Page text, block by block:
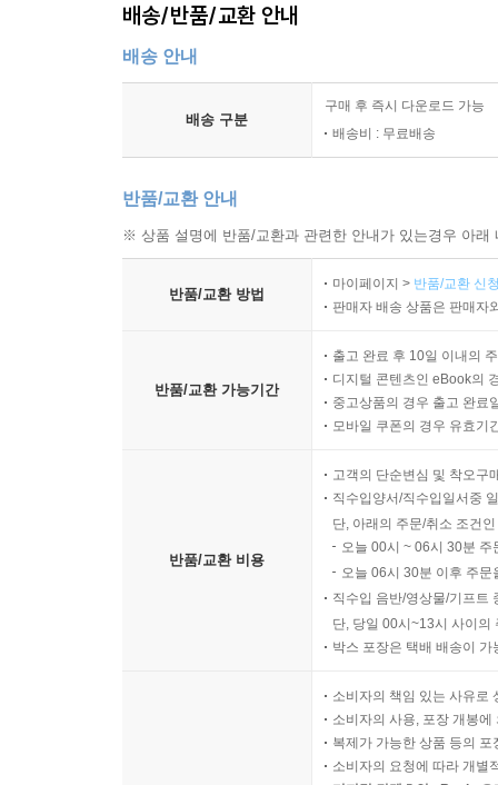
배송/반품/교환 안내
배송 안내
배송 구분
구매 후 즉시 다운로드 가능
배송비 : 무료배송
반품/교환 안내
※ 상품 설명에 반품/교환과 관련한 안내가 있는경우 아
반품/교환 방법
마이페이지 > 반품/교환 신
판매자 배송 상품은 판매자
반품/교환 가능기간
출고 완료 후 10일 이내의
디지털 콘텐츠인 eBook의
중고상품의 경우 출고 완료
모바일 쿠폰의 경우 유효기
반품/교환 비용
고객의 단순변심 및 착오구
직수입양서/직수입일서중
단, 아래의 주문/취소 조건
오늘 00시 ~ 06시 30분
오늘 06시 30분 이후 주
직수입 음반/영상물/기프트
단, 당일 00시~13시 사이의
박스 포장은 택배 배송이
소비자의 책임 있는 사유로
소비자의 사용, 포장 개봉
복제가 가능한 상품 등의
소비자의 요청에 따라 개별